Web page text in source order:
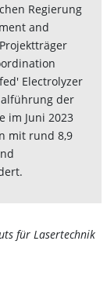
Regierung
and
Electrolyzer
der
im Juni 2023
mit rund 8,9
für Lasertechnik